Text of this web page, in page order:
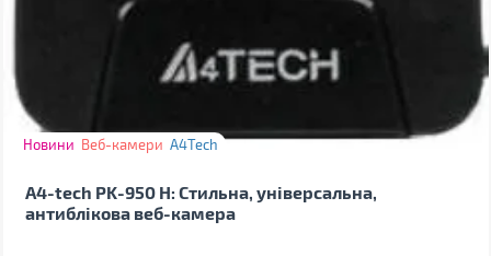
Новини Веб-камери A4Tech
A4-tech PK-950 H: Стильна, універсальна,
антиблікова веб-камера